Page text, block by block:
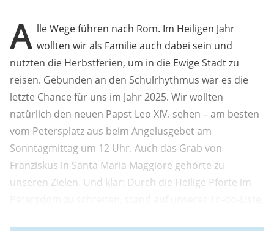
A lle Wege führen nach Rom. Im Heiligen Jahr
wollten wir als Familie auch dabei sein und
nutzten die Herbstferien, um in die Ewige Stadt zu
reisen. Gebunden an den Schulrhythmus war es die
letzte Chance für uns im Jahr 2025. Wir wollten
natürlich den neuen Papst Leo XIV. sehen – am besten
vom Petersplatz aus beim Angelusgebet am
Sonntagmittag um 12 Uhr. Auch das Grab von
Franziskus in Santa Maria Maggiore gehörte zu
unseren Zielen. Und klar: Durch die Heilige Pforte im